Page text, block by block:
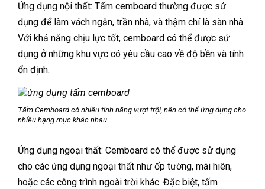
Ứng dụng nội thất: Tấm cemboard thường được sử
dụng để làm vách ngăn, trần nhà, và thậm chí là sàn nhà.
Với khả năng chịu lực tốt, cemboard có thể được sử
dụng ở những khu vực có yêu cầu cao về độ bền và tính
ổn định.
Tấm Cemboard có nhiều tính năng vượt trội, nên có thể ứng dụng cho
nhiều hạng mục khác nhau
Ứng dụng ngoại thất: Cemboard có thể được sử dụng
cho các ứng dụng ngoại thất như ốp tường, mái hiên,
hoặc các công trình ngoài trời khác. Đặc biệt, tấm